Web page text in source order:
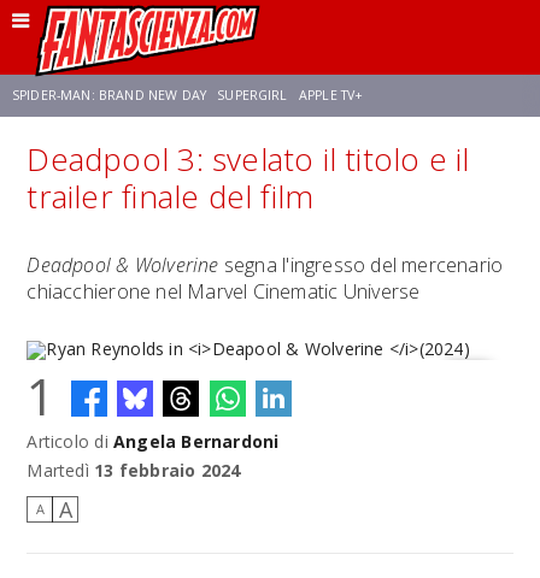
SPIDER-MAN: BRAND NEW DAY SUPERGIRL APPLE TV+
FRANCO RICCIARDIELLO ZENDAYA STAR TREK AVENGERS: DOOMSDAY
Deadpool 3: svelato il titolo e il
trailer finale del film
Deadpool & Wolverine segna l'ingresso del mercenario
chiacchierone nel Marvel Cinematic Universe
Ryan Reynolds in Deapool & Wolverine
1
Articolo di Angela Bernardoni
Martedì 13 febbraio 2024
A A